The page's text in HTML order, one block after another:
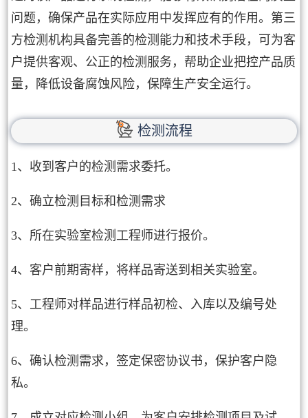
问题，确保产品在实际应用中发挥应有的作用。第三
方检测机构具备完善的检测能力和技术手段，可为客
户提供客观、公正的检测服务，帮助企业把控产品质
量，降低设备腐蚀风险，保障生产安全运行。
检测流程
1、收到客户的检测需求委托。
2、确立检测目标和检测需求
3、所在实验室检测工程师进行报价。
4、客户前期寄样，将样品寄送到相关实验室。
5、工程师对样品进行样品初检、入库以及编号处
理。
6、确认检测需求，签定保密协议书，保护客户隐
私。